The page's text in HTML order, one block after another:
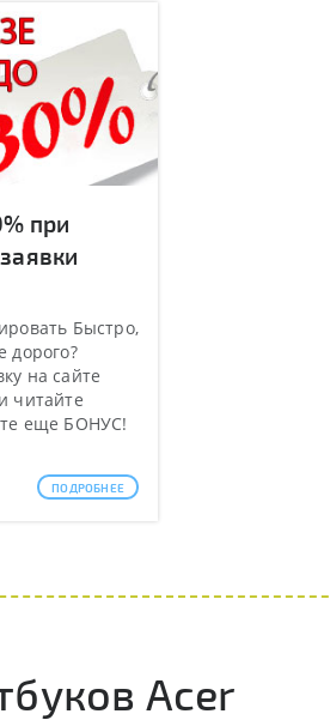
при
Быстро,
дорого?
на сайте
читайте
еще БОНУС!
ПОДРОБНЕЕ
Acer